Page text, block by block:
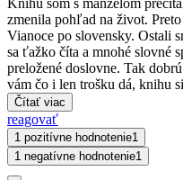
zmenila pohľad na život.
Vianoce po slovensky. Ostali
sa ťažko číta a mnohé slovné
preložené doslovne. Tak
vám čo i len trošku dá, knihu
Čítať viac
reagovať
1 pozitívne hodnotenie1
1 negatívne hodnotenie1